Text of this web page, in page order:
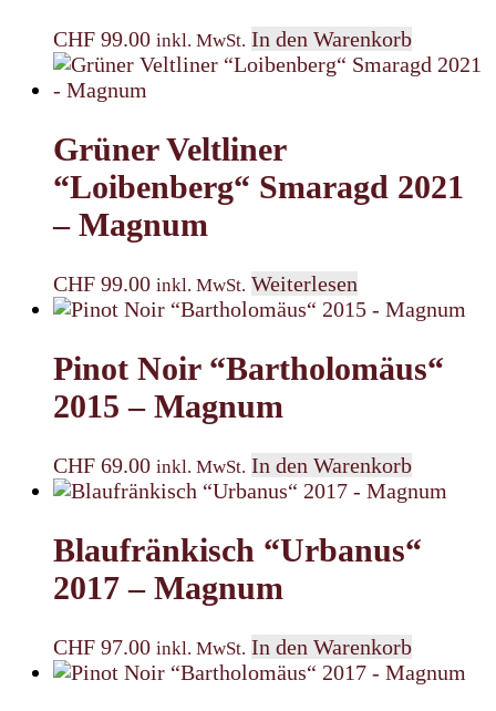
CHF 99.00 inkl. MwSt. In den Warenkorb
Grüner Veltliner
“Loibenberg“ Smaragd 2021
– Magnum
CHF 99.00 inkl. MwSt. Weiterlesen
Pinot Noir “Bartholomäus“
2015 – Magnum
CHF 69.00 inkl. MwSt. In den Warenkorb
Blaufränkisch “Urbanus“
2017 – Magnum
CHF 97.00 inkl. MwSt. In den Warenkorb